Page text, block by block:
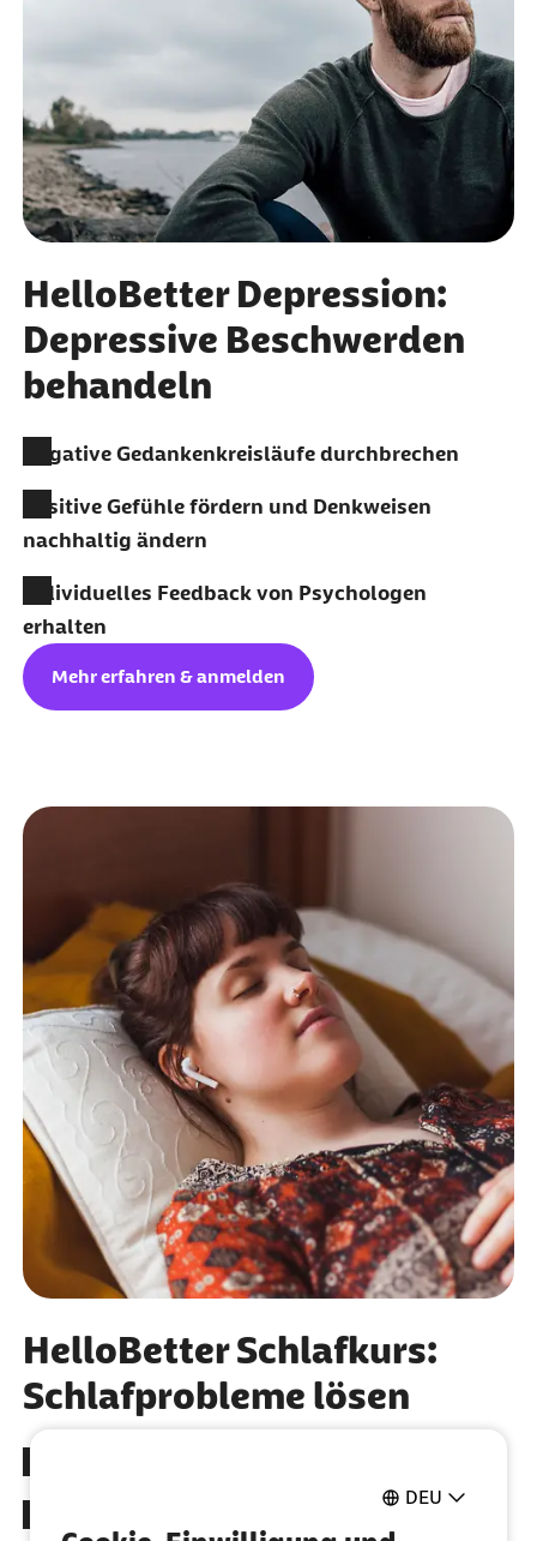
DEU
HelloBetter Depression:
Depressive Beschwerden
behandeln
Negative Gedankenkreisläufe durchbrechen
Positive Gefühle fördern und Denkweisen
nachhaltig ändern
Individuelles Feedback von Psychologen
erhalten
Mehr erfahren & anmelden
HelloBetter Schlafkurs:
Schlafprobleme lösen